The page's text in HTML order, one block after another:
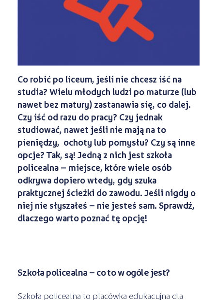
Co robić po liceum, jeśli nie chcesz iść na
studia? Wielu młodych ludzi po maturze (lub
nawet bez matury) zastanawia się, co dalej.
Czy iść od razu do pracy? Czy jednak
studiować, nawet jeśli nie mają na to
pieniędzy, ochoty lub pomysłu? Czy są inne
opcje? Tak, są! Jedną z nich jest szkoła
policealna – miejsce, które wiele osób
odkrywa dopiero wtedy, gdy szuka
praktycznej ścieżki do zawodu. Jeśli nigdy o
niej nie słyszałeś – nie jesteś sam. Sprawdź,
dlaczego warto poznać tę opcję!
Szkoła policealna – co to w ogóle jest?
Szkoła policealna to placówka edukacyjna dla